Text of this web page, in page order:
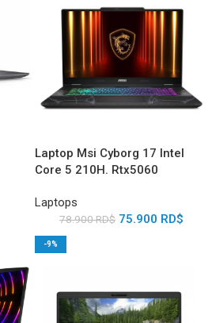
Laptop Msi Cyborg 17 Intel
Core 5 210H. Rtx5060
Laptops
78.900RD$ 75.900 RD$
-9%